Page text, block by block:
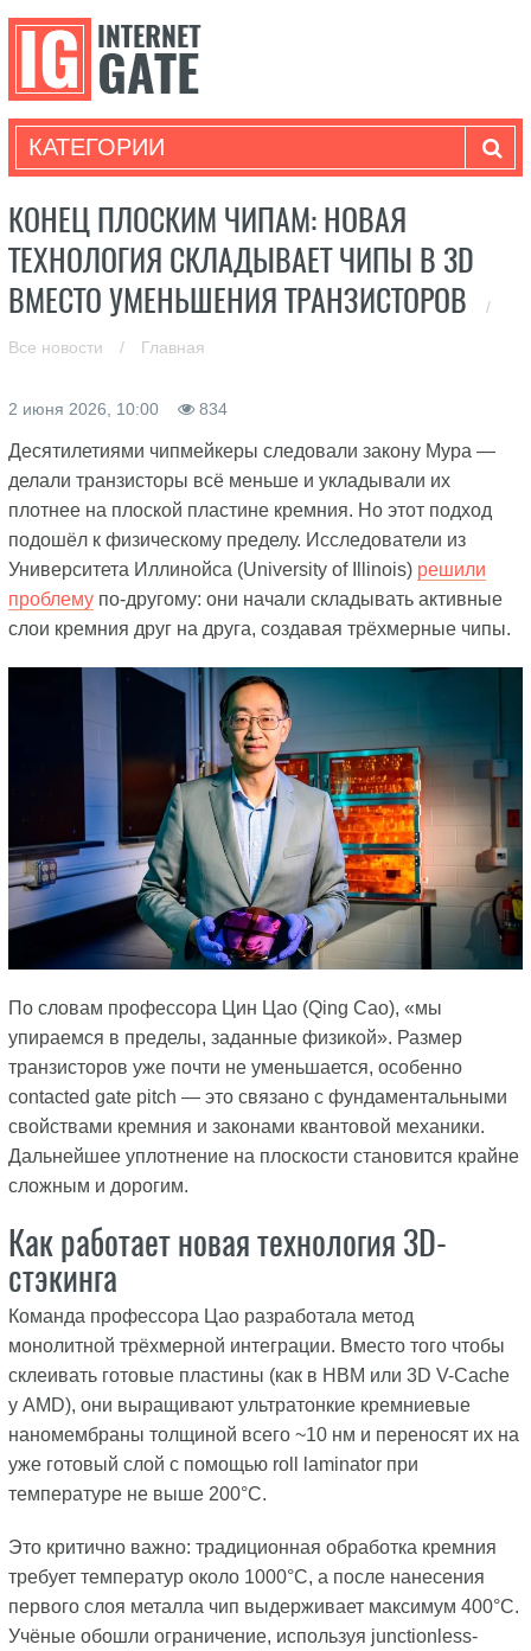
КАТЕГОРИИ
КОНЕЦ ПЛОСКИМ ЧИПАМ: НОВАЯ
ТЕХНОЛОГИЯ СКЛАДЫВАЕТ ЧИПЫ В 3D
ВМЕСТО УМЕНЬШЕНИЯ ТРАНЗИСТОРОВ
/
Все новости / Главная
2 июня 2026, 10:00 834
Десятилетиями чипмейкеры следовали закону Мура —
делали транзисторы всё меньше и укладывали их
плотнее на плоской пластине кремния. Но этот подход
подошёл к физическому пределу. Исследователи из
Университета Иллинойса (University of Illinois) решили
проблемупо-другому: они начали складывать активные
слои кремния друг на друга, создавая трёхмерные чипы.
По словам профессора Цин Цао (Qing Cao), «мы
упираемся в пределы, заданные физикой». Размер
транзисторов уже почти не уменьшается, особенно
contacted gate pitch — это связано с фундаментальными
свойствами кремния и законами квантовой механики.
Дальнейшее уплотнение на плоскости становится крайне
сложным и дорогим.
Как работает новая технология 3D-
стэкинга
Команда профессора Цао разработала метод
монолитной трёхмерной интеграции. Вместо того чтобы
склеивать готовые пластины (как в HBM или 3D V-Cache
у AMD), они выращивают ультратонкие кремниевые
наномембраны толщиной всего ~10 нм и переносят их на
уже готовый слой с помощью roll laminator при
температуре не выше 200°C.
Это критично важно: традиционная обработка кремния
требует температур около 1000°C, а после нанесения
первого слоя металла чип выдерживает максимум 400°C.
Учёные обошли ограничение, используя junctionless-